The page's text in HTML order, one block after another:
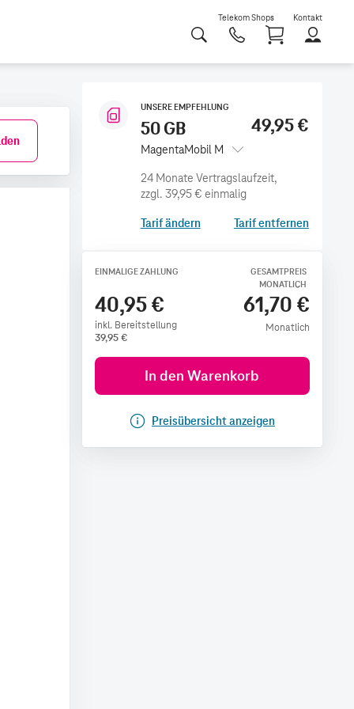
Telekom Shops Kontakt
UNSERE EMPFEHLUNG
50 GB
MagentaMobil M
49,95 €
zzgl. 39,95 € einmalig
Tarif ändern Tarif entfernen
EINMALIGE ZAHLUNG
40,95 €
inkl. Bereitstellung
39,95€
GESAMTPREIS
MONATLICH
61,70 €
Monatlich
In den Warenkorb
Preisübersicht anzeigen